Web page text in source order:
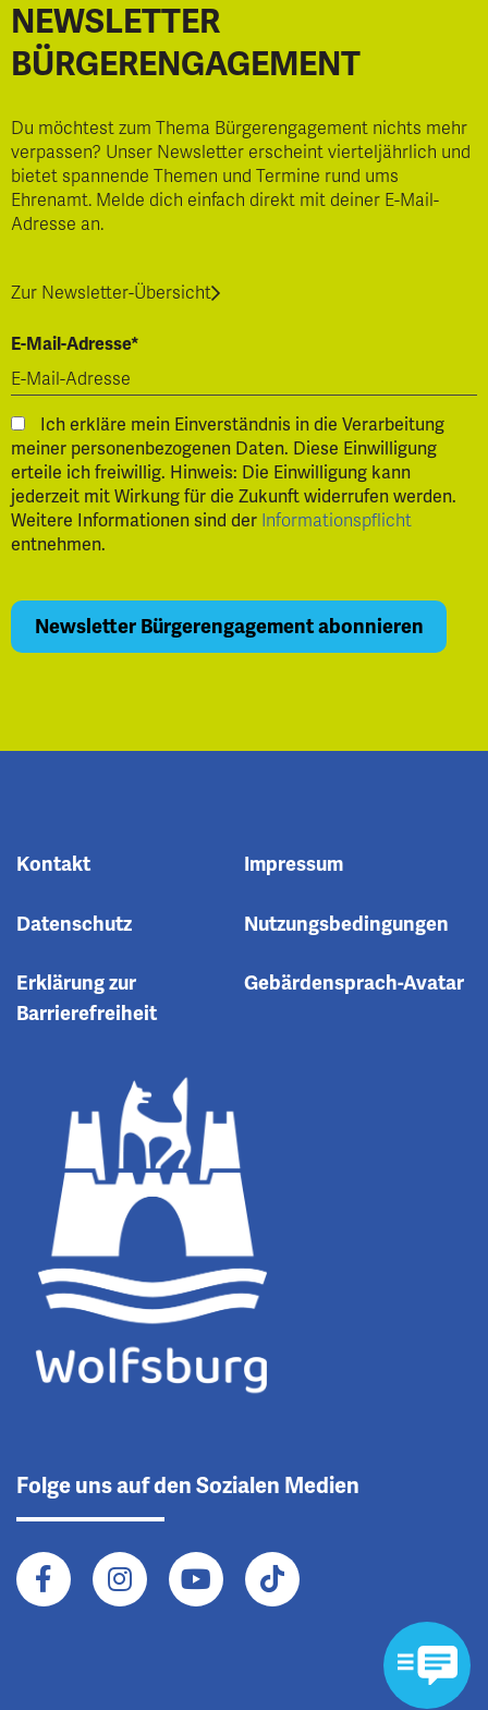
NEWSLETTER
BÜRGERENGAGEMENT
Du möchtest zum Thema Bürgerengagement nichts mehr
verpassen? Unser Newsletter erscheint vierteljährlich und
bietet spannende Themen und Termine rund ums
Ehrenamt. Melde dich einfach direkt mit deiner E-Mail-
Adresse an.
Zur Newsletter-Übersicht
E-Mail-Adresse*
Ich erkläre mein Einverständnis in die Verarbeitung
meiner personenbezogenen Daten. Diese Einwilligung
erteile ich freiwillig. Hinweis: Die Einwilligung kann
jederzeit mit Wirkung für die Zukunft widerrufen werden.
Weitere Informationen sind der Informationspflicht
entnehmen.
Kontakt Impressum
Datenschutz Nutzungsbedingungen
Erklärung zur
Barrierefreiheit
Gebärdensprach-Avatar
Folge uns auf den Sozialen Medien